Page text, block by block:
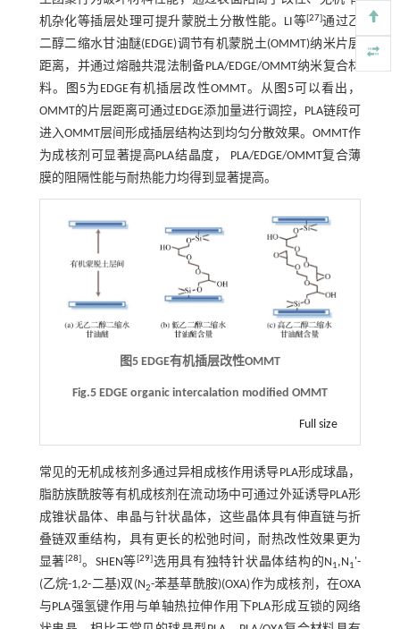
机杂化等插层处理可提升蒙脱土分散性能。LI等[27]通过乙
二醇二缩水甘油醚(EDGE)调节有机蒙脱土(OMMT)纳米片层
距离，并通过熔融共混法制备PLA/EDGE/OMMT纳米复合材
料。
图5为EDGE有机插层改性OMMT。从 图5可以看出，
OMMT的片层距离可通过EDGE添加量进行调控，PLA链段可
进入OMMT层间形成插层结构达到均匀分散效果。OMMT作
为成核剂可显著提高PLA结晶度， PLA/EDGE/OMMT复合薄
膜的阻隔性能与耐热能力均得到显著提高。
图5 EDGE有机插层改性OMMT
Fig.5 EDGE organic intercalation modified OMMT
Full size
常见的无机成核剂多通过异相成核作用诱导PLA形成球晶，
脂肪族酰胺等有机成核剂在流动场中可通过外延诱导PLA形
成锥状晶体、串晶与针状晶体，这些晶体具有伸直链与折
叠链双重结构，具有更长的松弛时间，耐热改性效果更为
显著[28]。SHEN等[29]选用具有独特针状晶体结构的N1,N1'-
(乙烷-1,2-二基)双(N2-苯基草酰胺)(OXA)作为成核剂，在OXA
与PLA强氢键作用与单轴热拉伸作用下PLA形成互锁的网络